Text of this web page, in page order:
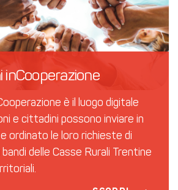
inCooperazione
è il luogo digitale
e cittadini possono inviare in
ordinato le loro richieste di
delle Casse Rurali Trentine